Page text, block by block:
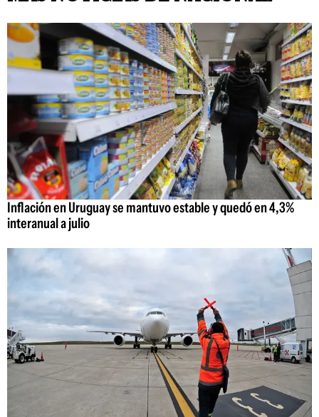
Inflación en Uruguay se mantuvo estable y quedó en 4,3%
interanual a julio